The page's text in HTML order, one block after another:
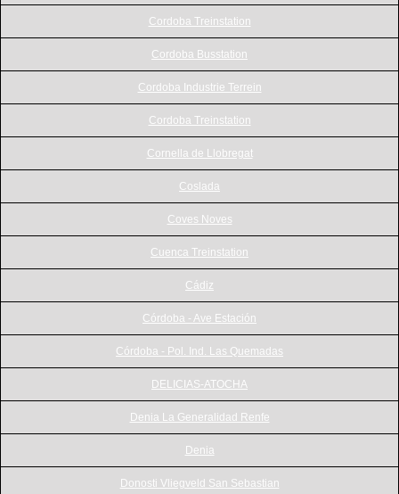
Cordoba Treinstation
Cordoba Busstation
Cordoba Industrie Terrein
Cordoba Treinstation
Cornella de Llobregat
Coslada
Coves Noves
Cuenca Treinstation
Cádiz
Córdoba - Ave Estación
Córdoba - Pol. Ind. Las Quemadas
DELICIAS-ATOCHA
Denia La Generalidad Renfe
Denia
Donosti Vliegveld San Sebastian